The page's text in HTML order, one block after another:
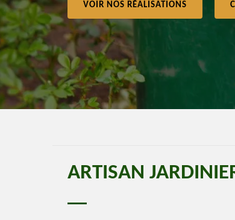
VOIR NOS RÉALISATIONS
ARTISAN